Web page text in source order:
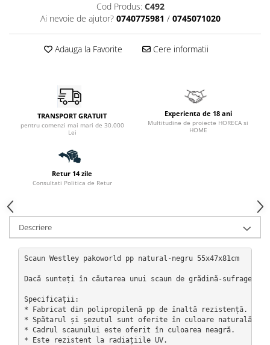
Cod Produs: C492
Ai nevoie de ajutor? 0740775981 / 0745071020
Adauga la Favorite Cere informatii
TRANSPORT GRATUIT
pentru comenzi mai mari de 30.000
Lei
Experienta de 18 ani
Multitudine de proiecte HORECA si
HOME
Retur 14 zile
Consultati Politica de Retur
Descriere
Scaun Westley pakoworld pp natural-negru 55x47x81cm
Dacă sunteți în căutarea unui scaun de grădină-
Specificații:
* Fabricat din polipropilenă pp de înaltă rezistență.
* Spătarul și șezutul sunt oferite în culoare naturală.
* Cadrul scaunului este oferit în culoarea neagră.
* Este rezistent la radiațiile UV.